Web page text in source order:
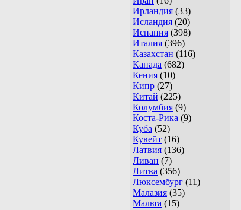
Ирландия (33)
Исландия (20)
Испания (398)
Италия (396)
Казахстан (116)
Канада (682)
Кения (10)
Кипр (27)
Китай (225)
Колумбия (9)
Коста-Рика (9)
Куба (52)
Кувейт (16)
Латвия (136)
Ливан (7)
Литва (356)
Люксембург (11)
Малазия (35)
Мальта (15)